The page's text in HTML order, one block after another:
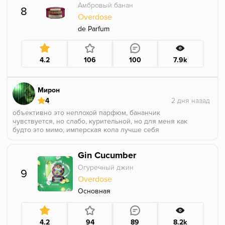
напоминает кофейную начинку из конфет.
Сочетается со многими табаками, не требует
сложных забивок. Надёжный «рабочий» аромат с
мягким, привычным кофейным звучанием.
Если хочется чего-то более искушённого и близкого
к настоящему зерну — остаётся Bonche.
А Overdose — это качественный масс-маркет для
цитрусовых связок.
стабильно, в целом в миксах очень хорошо себя
показал.
От Дарксайда мне персик зашел чуть больше, но это
8 Амбровый банан
Overdose
de Parfum
4.2 106 100 7.9k
Мирон
4
объективно это неплохой парфюм, бананчик
чувствуется, но слабо, курительной, но для меня как
будто это мимо, имперская кола лучше себя
9
Gin Cucumber
Огуречный джин
Overdose
Основная
4.2 94 89 8.2k